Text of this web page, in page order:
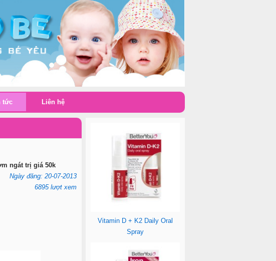
ngát trị giá 50k
Ngày đăng: 20-07-2013
6895 lượt xem
Vitamin D + K2 Daily Oral
Spray
tức Liên hệ